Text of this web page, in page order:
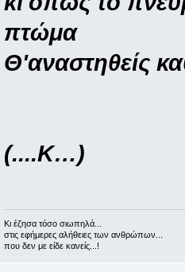
πτώμα
Θ'αναστηθείς
(....Κ…)
Κι έζησα τόσο σιωπηλά...
στις εφήμερες αλήθειες των ανθρώπων...
που δεν με είδε κανείς...!